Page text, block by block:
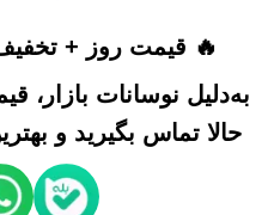
🔥 قیمت روز +
به‌دلیل نوسانات بازار،
حالا تماس بگیرید و